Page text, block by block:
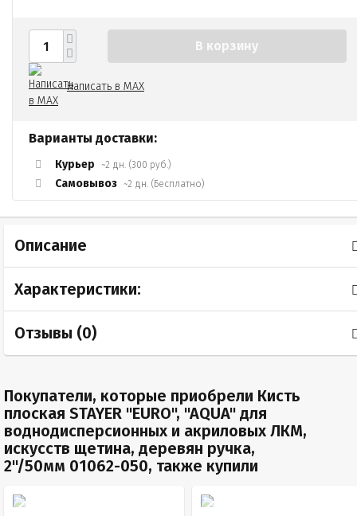
В корзину
Написать в MAX
Варианты доставки:
Курьер ~2 дн. (300 руб.)
Самовывоз ~2 дн. (Бесплатно)
Описание
Характеристики:
Отзывы (0)
Покупатели, которые приобрели Кисть
плоская STAYER "EURO", "AQUA" для
воднодисперсионных и акриловых ЛКМ,
искусств щетина, деревян ручка,
2"/50мм 01062-050, также купили